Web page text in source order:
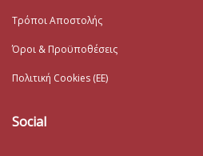
Τρόποι Αποστολής
Όροι & Προϋποθέσεις
Πολιτική Cookies (ΕΕ)
Social